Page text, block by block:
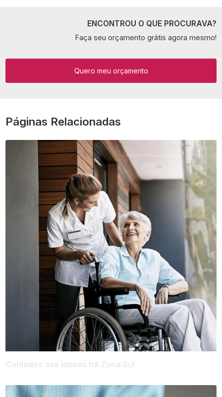
ENCONTROU O QUE PROCURAVA?
Faça seu orçamento grátis agora mesmo!
Quero meu orçamento
Páginas Relacionadas